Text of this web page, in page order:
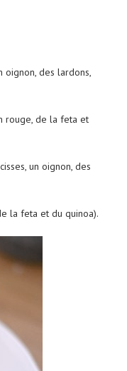
des lardons,
rouge, de la feta et
un oignon, des
la feta et du quinoa).
autrement avec
: voyagez...
2024